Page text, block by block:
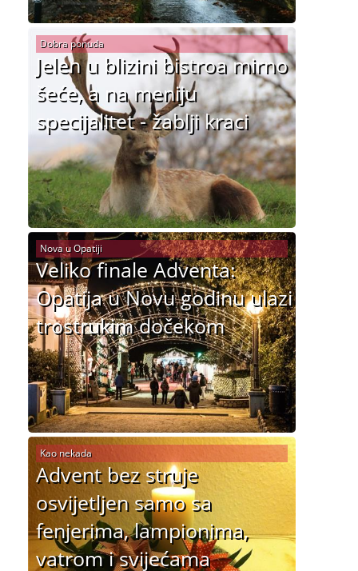
Jelen u blizini bistroa mirno
šeće, a na meniju
specijalitet - žablji kraci
Dobra ponuda
Veliko finale Adventa:
Opatija u Novu godinu ulazi
trostrukim dočekom
Nova u Opatiji
Advent bez struje
osvijetljen samo sa
fenjerima, lampionima,
vatrom i svijećama
Kao nekada